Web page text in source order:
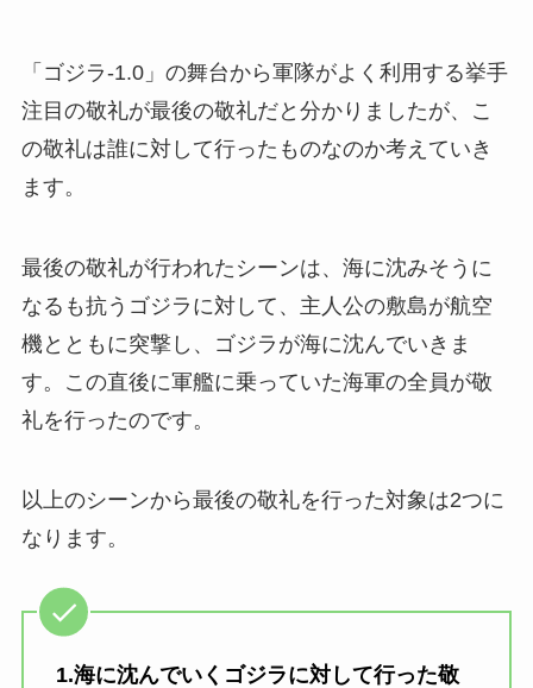
「ゴジラ-1.0」の舞台から軍隊がよく利用する挙手
注目の敬礼が最後の敬礼だと分かりましたが、こ
の敬礼は誰に対して行ったものなのか考えていき
ます。
最後の敬礼が行われたシーンは、海に沈みそうに
なるも抗うゴジラに対して、主人公の敷島が航空
機とともに突撃し、ゴジラが海に沈んでいきま
す。この直後に軍艦に乗っていた海軍の全員が敬
礼を行ったのです。
以上のシーンから最後の敬礼を行った対象は2つに
なります。
1.海に沈んでいくゴジラに対して行った敬